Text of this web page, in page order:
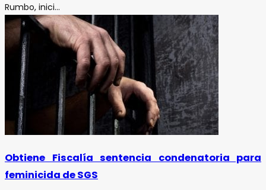
Rumbo, inici...
Obtiene Fiscalía sentencia condenatoria para
feminicida de SGS